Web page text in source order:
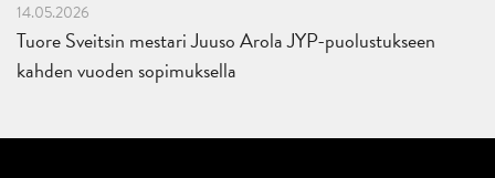
14.05.2026
Tuore Sveitsin mestari Juuso Arola JYP-puolustukseen
kahden vuoden sopimuksella